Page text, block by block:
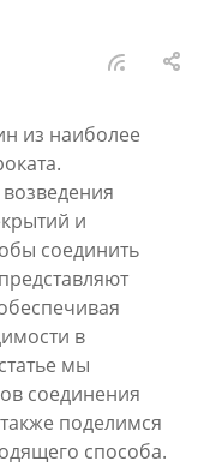
из наиболее
и
соединить
в
мы
соединения
поделимся
способа.